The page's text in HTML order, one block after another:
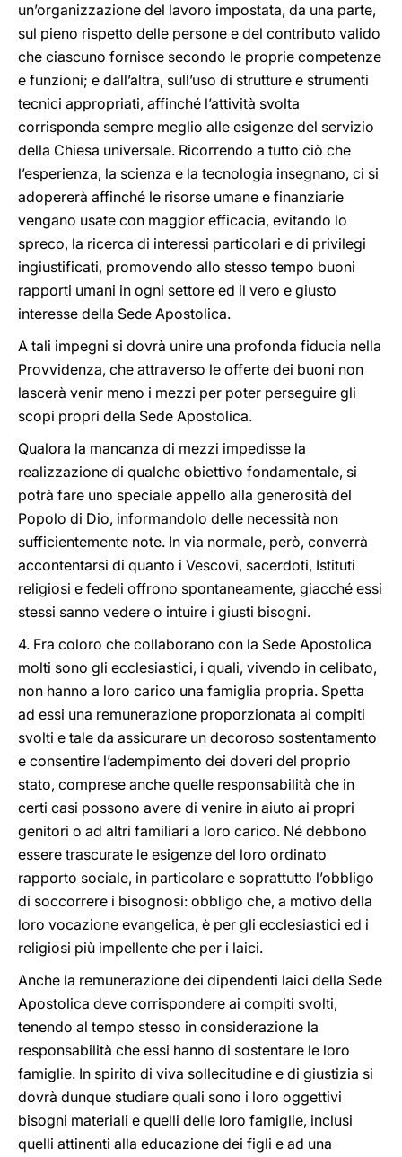
un’organizzazione del lavoro impostata, da una parte,
sul pieno rispetto delle persone e del contributo valido
che ciascuno fornisce secondo le proprie competenze
e funzioni; e dall’altra, sull’uso di strutture e strumenti
tecnici appropriati, affinché l’attività svolta
corrisponda sempre meglio alle esigenze del servizio
della Chiesa universale. Ricorrendo a tutto ciò che
l’esperienza, la scienza e la tecnologia insegnano, ci si
adopererà affinché le risorse umane e finanziarie
vengano usate con maggior efficacia, evitando lo
spreco, la ricerca di interessi particolari e di privilegi
ingiustificati, promovendo allo stesso tempo buoni
rapporti umani in ogni settore ed il vero e giusto
interesse della Sede Apostolica.
A tali impegni si dovrà unire una profonda fiducia nella
Provvidenza, che attraverso le offerte dei buoni non
lascerà venir meno i mezzi per poter perseguire gli
scopi propri della Sede Apostolica.
Qualora la mancanza di mezzi impedisse la
realizzazione di qualche obiettivo fondamentale, si
potrà fare uno speciale appello alla generosità del
Popolo di Dio, informandolo delle necessità non
sufficientemente note. In via normale, però, converrà
accontentarsi di quanto i Vescovi, sacerdoti, Istituti
religiosi e fedeli offrono spontaneamente, giacché essi
stessi sanno vedere o intuire i giusti bisogni.
4. Fra coloro che collaborano con la Sede Apostolica
molti sono gli ecclesiastici, i quali, vivendo in celibato,
non hanno a loro carico una famiglia propria. Spetta
ad essi una remunerazione proporzionata ai compiti
svolti e tale da assicurare un decoroso sostentamento
e consentire l’adempimento dei doveri del proprio
stato, comprese anche quelle responsabilità che in
certi casi possono avere di venire in aiuto ai propri
genitori o ad altri familiari a loro carico. Né debbono
essere trascurate le esigenze del loro ordinato
rapporto sociale, in particolare e soprattutto l’obbligo
di soccorrere i bisognosi: obbligo che, a motivo della
loro vocazione evangelica, è per gli ecclesiastici ed i
religiosi più impellente che per i laici.
Anche la remunerazione dei dipendenti laici della Sede
Apostolica deve corrispondere ai compiti svolti,
tenendo al tempo stesso in considerazione la
responsabilità che essi hanno di sostentare le loro
famiglie. In spirito di viva sollecitudine e di giustizia si
dovrà dunque studiare quali sono i loro oggettivi
bisogni materiali e quelli delle loro famiglie, inclusi
quelli attinenti alla educazione dei figli e ad una